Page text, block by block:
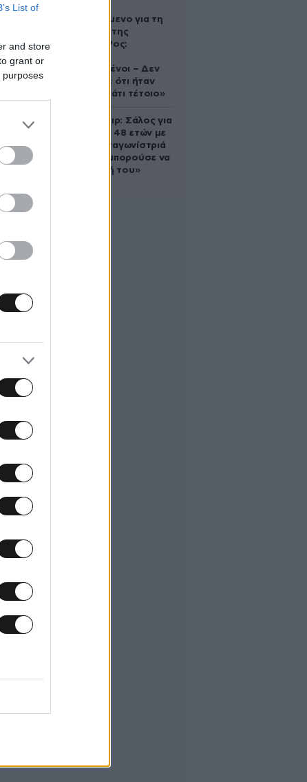
List of
and store
grant or
purposes
κατηγορούμενο για τη
δολοφονία της
Ελίζαμπεθ Ρος:
συντετριμμένοι – Δεν
έδειξε ποτέ ότι ήταν
ικανός για κάτι τέτοιο»
Ρίτσαρντ Γκιρ: Σάλος για
τη διαφορά 48 ετών με
τη συμπρωταγωνίστριά
του – «Θα μπορούσε να
είναι εγγονή του»